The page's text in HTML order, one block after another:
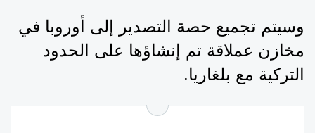
التركية مع بلغاريا.